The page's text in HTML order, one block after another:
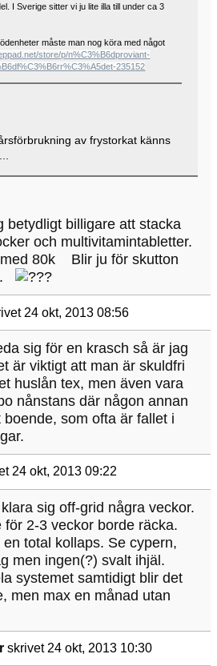
I Sverige sitter vi ju lite illa till under ca 3
måste man nog köra med något
store/p/n%C3%B6dproviant-
235152
av frystorkat känns
betydligt billigare att stacka
och multivitamintabletter.
80k Blir ju för skutton
24 okt, 2013 08:56
sig för en krasch så är jag
är viktigt att man är skuldfri
huslån tex, men även vara
nånstans där någon annan
som ofta är fallet i
24 okt, 2013 09:22
sig off-grid några veckor.
för 2-3 veckor borde räcka.
total kollaps. Se cypern,
men ingen(?) svalt ihjäl.
systemet samtidigt blir det
men max en månad utan
skrivet 24 okt, 2013 10:30